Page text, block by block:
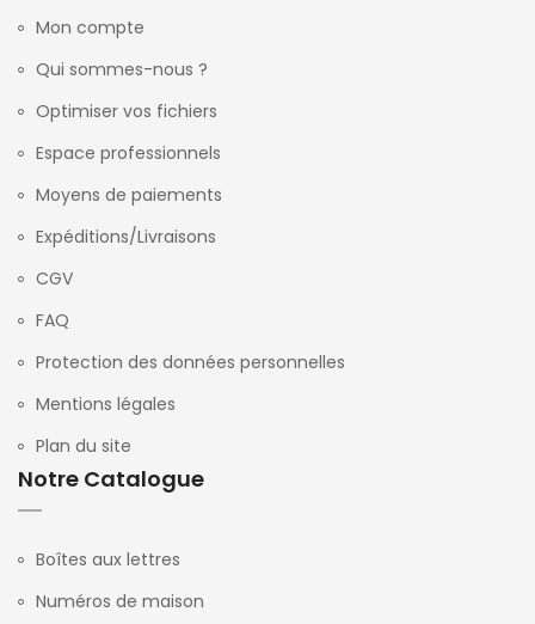
Mon compte
Qui sommes-nous ?
Optimiser vos fichiers
Espace professionnels
Moyens de paiements
Expéditions/Livraisons
CGV
FAQ
Protection des données personnelles
Mentions légales
Plan du site
Notre Catalogue
Boîtes aux lettres
Numéros de maison